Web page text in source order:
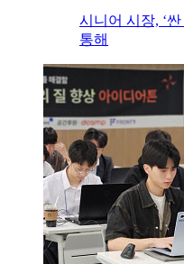
시니어 시장, ‘
통해